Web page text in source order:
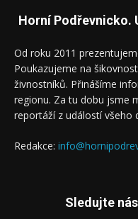
Horní Podřevnicko.
Od roku 2011
Poukazujeme na
živnostníků. Přinášíme
regionu. Za tu dobu jsme
reportáží z událostí všeho
Redakce:
Sledujte